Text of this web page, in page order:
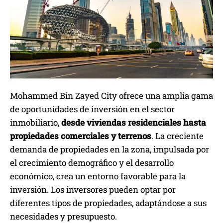
Mohammed Bin Zayed City ofrece una amplia gama
de oportunidades de inversión en el sector
inmobiliario,desde viviendas residenciales hasta
propiedades comerciales y terrenos. La creciente
demanda de propiedades en la zona, impulsada por
el crecimiento demográfico y el desarrollo
económico, crea un entorno favorable para la
inversión. Los inversores pueden optar por
diferentes tipos de propiedades, adaptándose a sus
necesidades y presupuesto.